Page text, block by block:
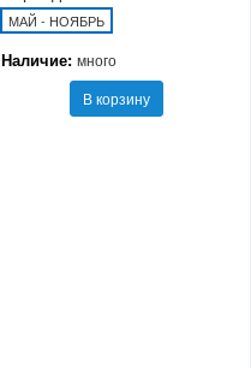
МАЙ - НОЯБРЬ
Наличие: много
В корзину